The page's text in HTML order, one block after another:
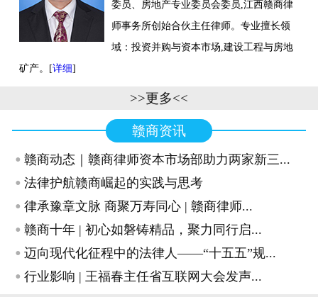
委员、房地产专业委员会委员,江西赣商律
师事务所创始合伙主任律师。专业擅长领
域：投资并购与资本市场,建设工程与房地
矿产。[详细]
>>更多<<
赣商资讯
· 赣商动态｜赣商律师资本市场部助力两家新三...
· 法律护航赣商崛起的实践与思考
· 律承豫章文脉 商聚万寿同心 | 赣商律师...
· 赣商十年 | 初心如磐铸精品，聚力同行启...
· 迈向现代化征程中的法律人——“十五五”规...
· 行业影响 | 王福春主任省互联网大会发声...